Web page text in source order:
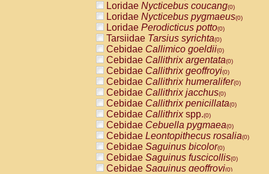
Loridae Nycticebus coucang(0)
Loridae Nycticebus pygmaeus(0)
Loridae Perodicticus potto(0)
Tarsiidae Tarsius syrichta(0)
Cebidae Callimico goeldii(0)
Cebidae Callithrix argentata(0)
Cebidae Callithrix geoffroyi(0)
Cebidae Callithrix humeralifer(0)
Cebidae Callithrix jacchus(0)
Cebidae Callithrix penicillata(0)
Cebidae Callithrixspp.(0)
Cebidae Cebuella pygmaea(0)
Cebidae Leontopithecus rosalia(0)
Cebidae Saguinus bicolor(0)
Cebidae Saguinus fuscicollis(0)
Cebidae Saguinus geoffroyi(0)